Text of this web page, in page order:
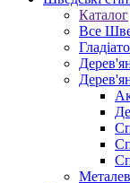
Каталог
Все